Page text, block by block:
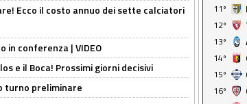
Ecco il costo annuo dei sette calciatori
conferenza | VIDEO
e il Boca! Prossimi giorni decisivi
turno preliminare
11º
12º
13º
14º
15º
16º